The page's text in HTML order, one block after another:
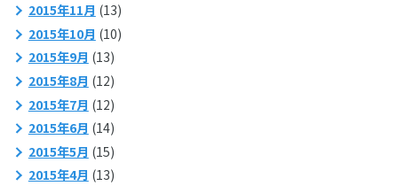
2015年11月 (13)
2015年10月 (10)
2015年9月 (13)
2015年8月 (12)
2015年7月 (12)
2015年6月 (14)
2015年5月 (15)
2015年4月 (13)